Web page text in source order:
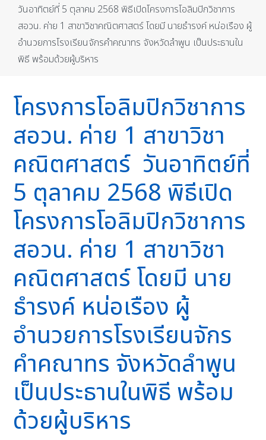
วันอาทิตย์ที่ 5 ตุลาคม 2568 พิธีเปิดโครงการโอลิมปิกวิชาการ
สอวน. ค่าย 1 สาขาวิชาคณิตศาสตร์ โดยมี นายธำรงค์ หน่อเรือง ผู้
อำนวยการโรงเรียนจักรคำคณาทร จังหวัดลำพูน เป็นประธานใน
พิธี พร้อมด้วยผู้บริหาร
โครงการโอลิมปิกวิชาการ
สอวน. ค่าย 1 สาขาวิชา
คณิตศาสตร์ วันอาทิตย์ที่
5 ตุลาคม 2568 พิธีเปิด
โครงการโอลิมปิกวิชาการ
สอวน. ค่าย 1 สาขาวิชา
คณิตศาสตร์ โดยมี นาย
ธำรงค์ หน่อเรือง ผู้
อำนวยการโรงเรียนจักร
คำคณาทร จังหวัดลำพูน
เป็นประธานในพิธี พร้อม
ด้วยผู้บริหาร